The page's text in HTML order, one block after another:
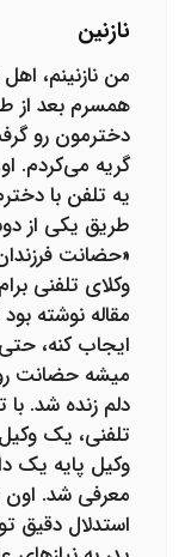
نازنین
من نازنینم،
همسرم بعد از
دخترمون رو
گریه می‌کردم.
یه تلفن با
طریق یکی از
«حضانت
وکلای تلفنی
مقاله نوشته
ایجاب کنه،
میشه حضانت رو
دلم زنده شد.
تلفنی، یک
وکیل پایه یک
معرفی شد. اون
استدلال دقیق